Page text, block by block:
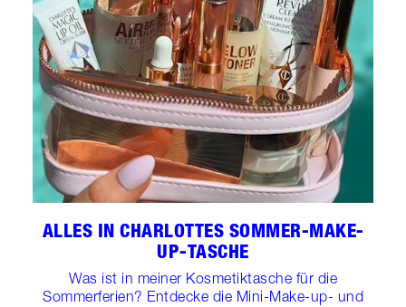
ALLES IN CHARLOTTES SOMMER-MAKE-
UP-TASCHE
Was ist in meiner Kosmetiktasche für die
Sommerferien? Entdecke die Mini-Make-up- und